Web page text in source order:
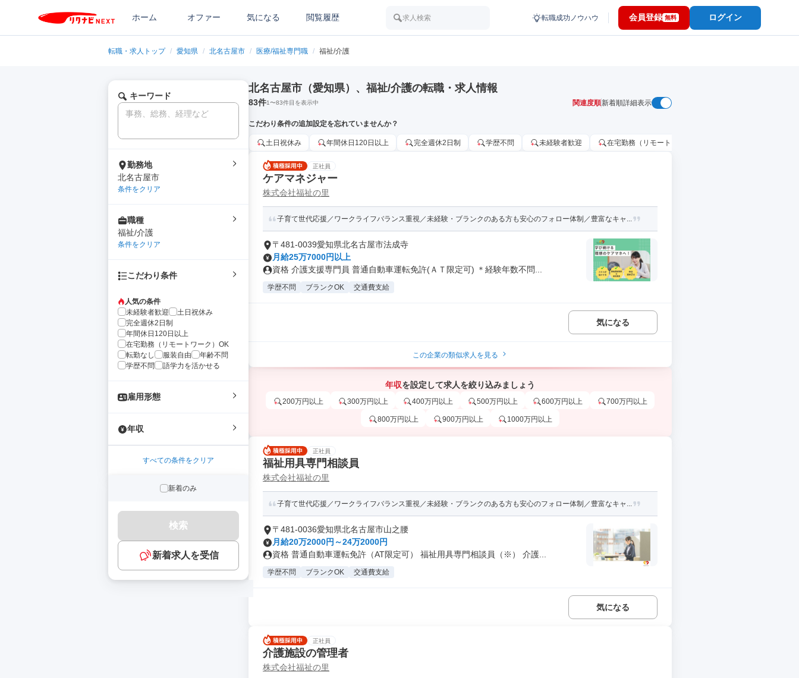
ホーム オファー 気になる 閲覧履歴 求人検索 転職成功ノウハウ 会員登録 無料 ログイン
転職・求人トップ / 愛知県 / 北名古屋市 / 医療/福祉専門職 / 福祉/介護
キーワード
勤務地
北名古屋市
条件をクリア
職種
福祉/介護
条件をクリア
こだわり条件
人気の条件
未経験者歓迎
土日祝休み
完全週休2日制
年間休日120日以上
在宅勤務（リモートワーク）OK
転勤なし
服装自由
年齢不問
学歴不問
語学力を活かせる
雇用形態
年収
すべての条件をクリア
新着のみ
検索
新着求人を受信
北名古屋市（愛知県）、福祉/介護の転職・求人情報
83件1〜83件目を表示中 関連度順新着順詳細表示
こだわり条件の追加設定を忘れていませんか？
土日祝休み 年間休日120日以上 完全週休2日制 学歴不問 未経験者歓迎 在宅勤務（リモートワーク）OK
正社員
ケアマネジャー
株式会社福祉の里
子育て世代応援／ワークライフバランス重視／未経験・ブランクのある方も安心のフォロー体制／豊富なキャ...
〒481-0039愛知県北名古屋市法成寺
月給25万7000円以上
資格 介護支援専門員 普通自動車運転免許(ＡＴ限定可) ＊経験年数不問...
学歴不問 ブランクOK 交通費支給
気になる
この企業の類似求人を見る
年収を設定して求人を絞り込みましょう
200万円以上 300万円以上 400万円以上 500万円以上 600万円以上 700万円以上
800万円以上 900万円以上 1000万円以上
正社員
福祉用具専門相談員
株式会社福祉の里
子育て世代応援／ワークライフバランス重視／未経験・ブランクのある方も安心のフォロー体制／豊富なキャ...
〒481-0036愛知県北名古屋市山之腰
月給20万2000円～24万2000円
資格 普通自動車運転免許（AT限定可） 福祉用具専門相談員（※） 介護...
学歴不問 ブランクOK 交通費支給
気になる
正社員
介護施設の管理者
株式会社福祉の里